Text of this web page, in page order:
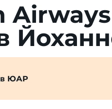
Airways
в ЮАР